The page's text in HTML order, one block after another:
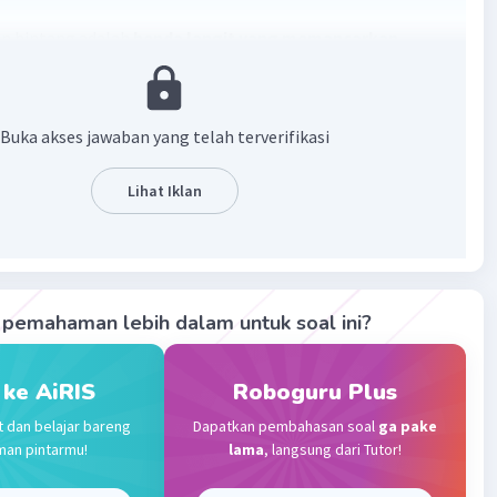
. Bintang berjarak sangat jauh dari Bumi sehingga
hanya nampak di saat malam hari dan nampak kecil.
pola tertentu yang disebut rasi bintang.
disebut sebagai bola gas bercahaya.
Balas
11:21
terverifikasi
benda langit yang memancarkan cahaya sendiri.
·0.0(0)
Buka akses jawaban yang telah terverifikasi
Lihat Iklan
lebih dalam untuk soal ini?
AiRIS
dan belajar bareng
pintarmu!
Roboguru Plus
Dapatkan pembahasan soal ga pake
lama, langsung dari Tutor!